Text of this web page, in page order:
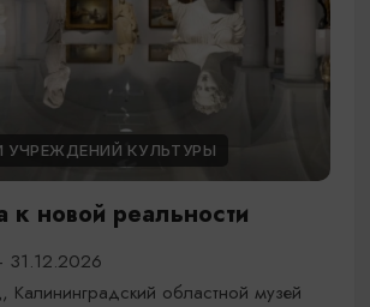
УЧРЕЖДЕНИЙ КУЛЬТУРЫ
к новой реальности
31.12.2026
Калининградский областной музей